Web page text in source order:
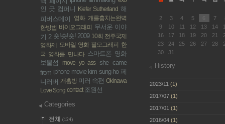
인 굿 컴퍼니 Kiefer Sutherland 해
피버스데이 영화 개를훔치는완벽
한방법 바이오그래피 무서운 이야
기 2 숏!숏!숏! 2009 10회 전주국제
영화제 모바일 영화 필모그래피 한
국 영화를 만나다
스마트폰 영화
보물섬
move yo ass she came
from iphone movie kim sung-ho 페
니러버 개훔방 미러 속편 Okinawa
Love Song contact 조원선
Categories
전체(124)
2
3 4 5 7
9
10 11 12 13 14
16
17 18 19 20 21
23
24 25 26 27 28
30
31
History
2023/11 (1)
2017/07 (1)
2017/01 (1)
2016/04 (1)